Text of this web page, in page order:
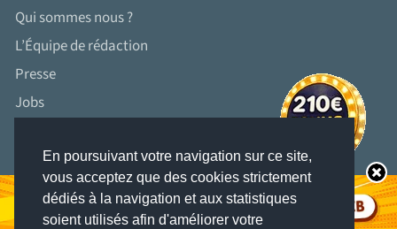
En poursuivant votre navigation sur ce site,
vous acceptez que des cookies strictement
dédiés à la navigation et aux statistiques
soient utilisés afin d'améliorer votre
Qui sommes nous ?
L’Équipe de rédaction
Presse
Jobs
Mentions légales
Politique de confidentialité
FAQ VIP